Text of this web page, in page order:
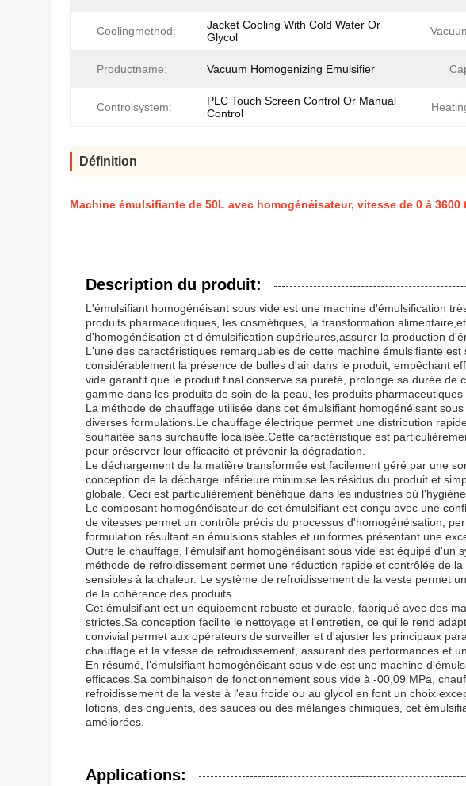
Coolingmethod:
Jacket Cooling With Cold Water Or
Glycol
Productname: Vacuum Homogenizing Emulsifier
Controlsystem:
PLC Touch Screen Control Or Manual
Control
Définition
Machine émulsifiante de 50L avec homogénéisateur, vitesse de 0 à
Description du produit:
L'émulsifiant homogénéisant sous vide est une machine d'émulsification
produits pharmaceutiques, les cosmétiques, la transformation
d'homogénéisation et d'émulsification supérieures,assurer la production
L'une des caractéristiques remarquables de cette machine émulsifiante
considérablement la présence de bulles d'air dans le produit, empêchant
vide garantit que le produit final conserve sa pureté, prolonge sa durée
gamme dans les produits de soin de la peau, les produits
La méthode de chauffage utilisée dans cet émulsifiant homogénéisant
diverses formulations.Le chauffage électrique permet une distribution
souhaitée sans surchauffe localisée.Cette caractéristique est
pour préserver leur efficacité et prévenir la dégradation.
Le déchargement de la matière transformée est facilement géré par une
conception de la décharge inférieure minimise les résidus du produit et
globale. Ceci est particulièrement bénéfique dans les industries où
Le composant homogénéisateur de cet émulsifiant est conçu avec une
de vitesses permet un contrôle précis du processus d'homogénéisation,
formulation.résultant en émulsions stables et uniformes présentant une
Outre le chauffage, l'émulsifiant homogénéisant sous vide est équipé
méthode de refroidissement permet une réduction rapide et contrôlée de
sensibles à la chaleur. Le système de refroidissement de la veste permet
de la cohérence des produits.
Cet émulsifiant est un équipement robuste et durable, fabriqué avec des
strictes.Sa conception facilite le nettoyage et l'entretien, ce qui le rend
convivial permet aux opérateurs de surveiller et d'ajuster les principaux
chauffage et la vitesse de refroidissement, assurant des performances et
En résumé, l'émulsifiant homogénéisant sous vide est une machine
efficaces.Sa combinaison de fonctionnement sous vide à -00,09 MPa,
refroidissement de la veste à l'eau froide ou au glycol en font un choix
lotions, des onguents, des sauces ou des mélanges chimiques, cet
améliorées.
Applications: